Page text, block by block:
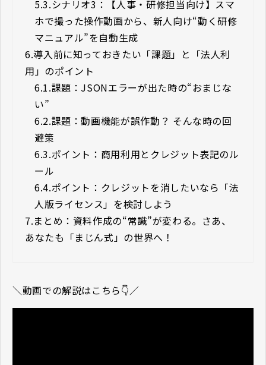
5.3.シナリオ3：【人事・研修担当向け】スマ
ホで撮った操作動画から、新人向け“動く研修
マニュアル”を自動生成
6.導入前に知っておきたい「課題」と「法人利
用」のポイント
6.1.課題：JSONエラーが出た時の“おまじな
い”
6.2.課題：動画機能が誤作動？ そんな時の回
避策
6.3.ポイント：商用利用とクレジット表記のル
ール
6.4.ポイント：クレジットを消したいなら「法
人版ライセンス」を検討しよう
7.まとめ：資料作成の“常識”が変わる。さあ、
あなたも「まじん式」の世界へ！
＼動画での解説はこちら👇／